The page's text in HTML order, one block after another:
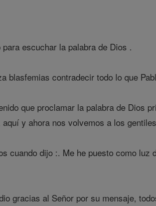
escuchar la palabra de Dios .
blasfemias contradecir todo lo que
que proclamar la palabra de Dios
y ahora nos volvemos a los
cuando dijo :. Me he puesto como
gracias al Señor por su mensaje,